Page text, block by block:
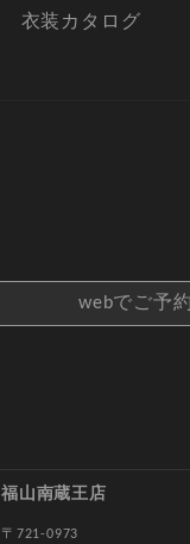
衣装カタログ
webでご予
福山南蔵王店
〒721-0973